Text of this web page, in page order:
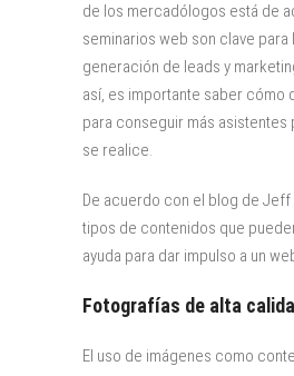
de los mercadólogos está de
seminarios web son clave
generación de leads y
así, es importante saber cómo
para conseguir más asistentes
se realice.
De acuerdo con el blog de Jeff
tipos de contenidos que
ayuda para dar impulso a un
Fotografías de alta
El uso de imágenes como